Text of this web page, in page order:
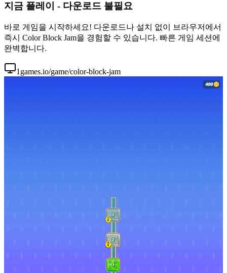
지금 플레이 - 다운로드 불필요
바로 게임을 시작하세요! 다운로드나 설치 없이 브라우저에서
즉시 Color Block Jam을 경험할 수 있습니다. 빠른 게임 세션에
완벽합니다.
1games.io/game/color-block-jam